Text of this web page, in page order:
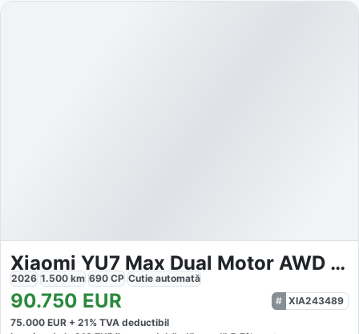
Xiaomi YU7 Max Dual Motor AWD Luxury
2026 1.500 km 690 CP Cutie automată
90.750 EUR
XIA243489
75.000 EUR + 21% TVA deductibil